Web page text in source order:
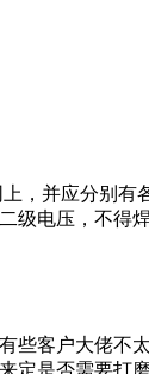
，并应分别有
电压，不得
些客户大佬不
定是否需要打